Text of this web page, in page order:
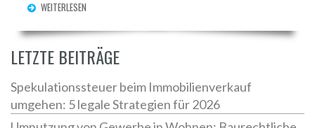
WEITERLESEN
LETZTE BEITRÄGE
Spekulationssteuer beim Immobilienverkauf
umgehen: 5 legale Strategien für 2026